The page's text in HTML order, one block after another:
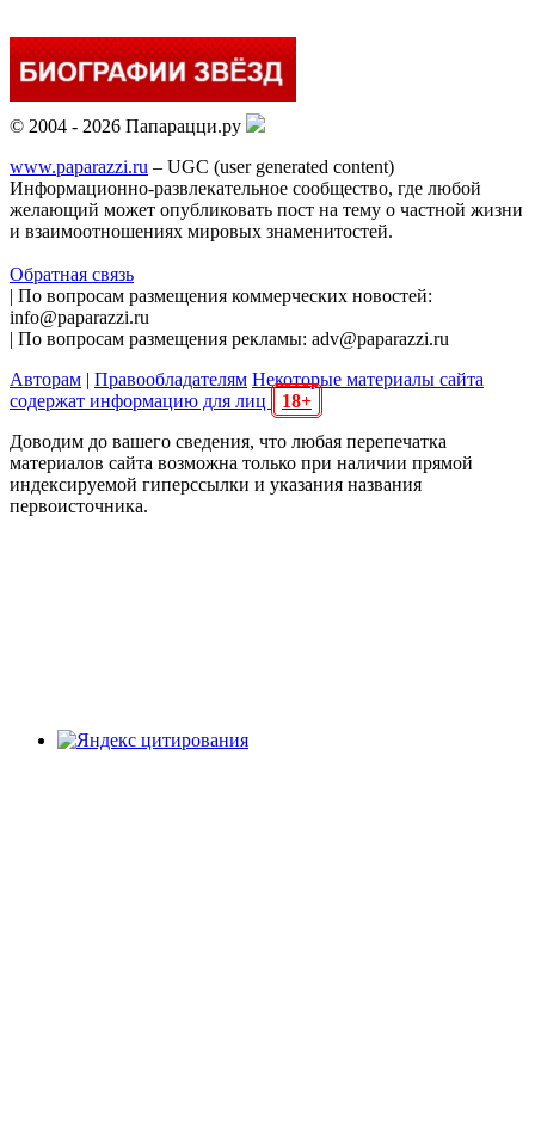
© 2004 - 2026 Папарацци.ру
www.paparazzi.ru – UGC (user generated content)
Информационно-развлекательное сообщество, где любой
желающий может опубликовать пост на тему о частной жизни
и взаимоотношениях мировых знаменитостей.
Обратная связь
| По вопросам размещения коммерческих новостей:
info@paparazzi.ru
| По вопросам размещения рекламы: adv@paparazzi.ru
Авторам | Правообладателям Некоторые материалы сайта
содержат информацию для лиц
18+
Доводим до вашего сведения, что любая перепечатка
материалов сайта возможна только при наличии прямой
индексируемой гиперссылки и указания названия
первоисточника.